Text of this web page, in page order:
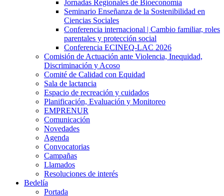
Jornadas Regionales de Bioeconomía
Seminario Enseñanza de la Sostenibilidad en
Ciencias Sociales
Conferencia internacional | Cambio familiar, roles
parentales y protección social
Conferencia ECINEQ-LAC 2026
Comisión de Actuación ante Violencia, Inequidad,
Discriminación y Acoso
Comité de Calidad con Equidad
Sala de lactancia
Espacio de recreación y cuidados
Planificación, Evaluación y Monitoreo
EMPRENUR
Comunicación
Novedades
Agenda
Convocatorias
Campañas
Llamados
Resoluciones de interés
Bedelía
Portada